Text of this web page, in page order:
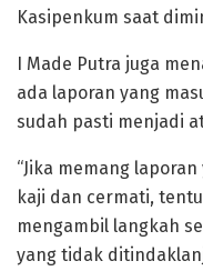
Kasipenkum saat
I Made Putra juga
ada laporan yang
sudah pasti menjadi
“Jika memang
kaji dan cermati,
mengambil langkah
yang tidak